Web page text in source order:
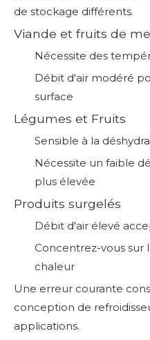
de stockage différents.
Viande et fruits de
Nécessite des
Débit d'air modéré
surface
Légumes et Fruits
Sensible à la
Nécessite un faible
plus élevée
Produits surgelés
Débit d'air élevé
Concentrez-vous sur
chaleur
Une erreur courante
conception de
applications.